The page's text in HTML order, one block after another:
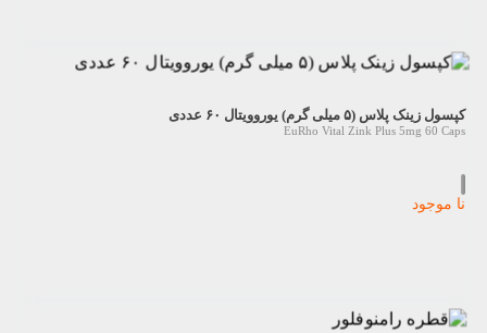
کپسول زینک پلاس (۵ میلی گرم) یوروویتال ۶۰ عددی
EuRho Vital Zink Plus 5mg 60 Caps
نا موجود